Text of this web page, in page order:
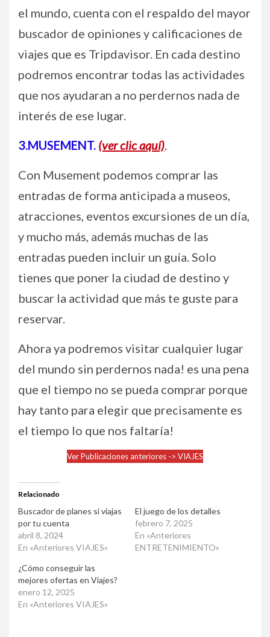
el mundo, cuenta con el respaldo del mayor
buscador de opiniones y calificaciones de
viajes que es Tripdavisor. En cada destino
podremos encontrar todas las actividades
que nos ayudaran a no perdernos nada de
interés de ese lugar.
3.MUSEMENT. (ver clic aquí).
Con Musement podemos comprar las
entradas de forma anticipada a museos,
atracciones, eventos excursiones de un día,
y mucho más, además muchas de las
entradas pueden incluir un guía. Solo
tienes que poner la ciudad de destino y
buscar la actividad que más te guste para
reservar.
Ahora ya podremos visitar cualquier lugar
del mundo sin perdernos nada! es una pena
que el tiempo no se pueda comprar porque
hay tanto para elegir que precisamente es
el tiempo lo que nos faltaría!
Ver Publicaciones anteriores -> VIAJES
Relacionado
Buscador de planes si viajas
por tu cuenta
abril 8, 2024
En «Anteriores VIAJES»
El juego de los detalles
febrero 7, 2025
En «Anteriores
ENTRETENIMIENTO»
¿Cómo conseguir las
mejores ofertas en Viajes?
enero 12, 2025
En «Anteriores VIAJES»